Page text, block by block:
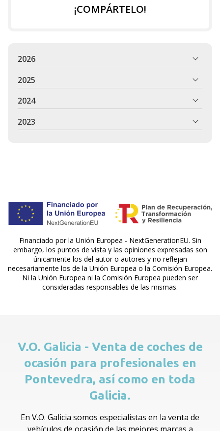
¡COMPÁRTELO!
2026
2025
2024
2023
Financiado por la Unión Europea - NextGenerationEU. Sin
embargo, los puntos de vista y las opiniones expresadas son
únicamente los del autor o autores y no reflejan
necesariamente los de la Unión Europea o la Comisión Europea.
Ni la Unión Europea ni la Comisión Europea pueden ser
consideradas responsables de las mismas.
V.O. Galicia - Venta de coches de
ocasión para profesionales en
Pontevedra, así como en toda
Galicia.
En V.O. Galicia somos especialistas en la venta de